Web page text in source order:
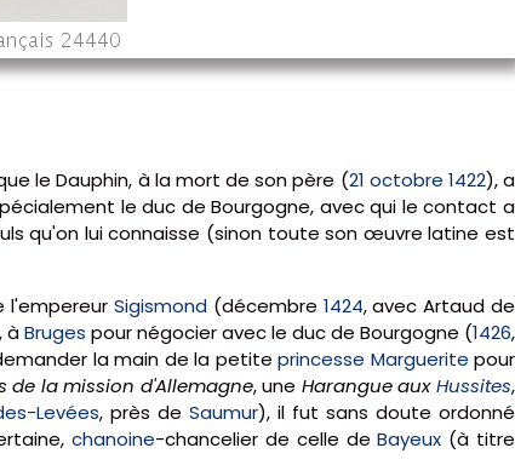
le Dauphin, à la mort de son père (21 octobre 1422), a
le duc de Bourgogne, avec qui le contact a
qu'on lui connaisse (sinon toute son œuvre latine est
l'empereur Sigismond(décembre 1424, avec Artaud de
àBruges pour négocier avec le duc de Bourgogne (1426,
la main de la petiteprincesse Marguerite pour
de la mission d'Allemagne, une Harangue auxHussites,
Levées, près de Saumur), il fut sans doute ordonné
chanoine-chancelier de celle deBayeux (à titre